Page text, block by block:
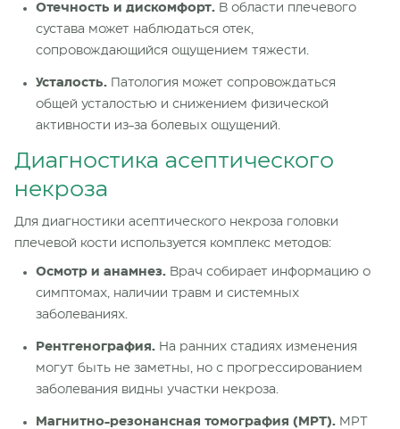
Отечность и дискомфорт. В области плечевого
сустава может наблюдаться отек,
сопровождающийся ощущением тяжести.
Усталость. Патология может сопровождаться
общей усталостью и снижением физической
активности из-за болевых ощущений.
Диагностика асептического
некроза
Для диагностики асептического некроза головки
плечевой кости используется комплекс методов:
Осмотр и анамнез. Врач собирает информацию о
симптомах, наличии травм и системных
заболеваниях.
Рентгенография. На ранних стадиях изменения
могут быть не заметны, но с прогрессированием
заболевания видны участки некроза.
Магнитно-резонансная томография (МРТ). МРТ